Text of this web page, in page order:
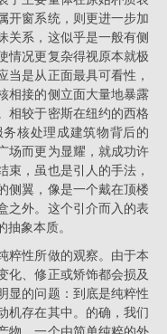
开窗系统，则更进一步加
关系，这似乎是一般有侧
情况更复杂得视原本就极
当是从正面最具可看性，
相接的侧立面大量地暴露
相较于密斯在纽约的西格
核处理成建筑物背后的
场而更为显耀，就成功许
束，虽也是引人的手法，
侧翼，像是一个戴在顶楼
之外。这个引介而入的表
象本质。
粹性所做的观察。由于本
化、修正或矫饰都会损及
显的问题：到底是纯粹性
机存在其中。的确，我们